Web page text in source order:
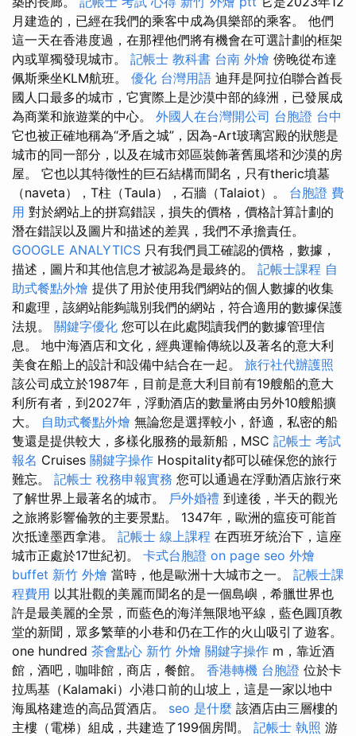
月建造的，已經在我們的乘客中成為俱樂部的乘客。 他們
這一天在香港度過，在那裡他們將有機會在可選計劃的框架
內或單獨發現城市。 記帳士 教科書 台南 外燴 傍晚從布達
佩斯乘坐KLM航班。 優化 台灣用語 迪拜是阿拉伯聯合酋長
國人口最多的城市，它實際上是沙漠中部的綠洲，已發展成
為商業和旅遊業的中心。 外國人在台灣開公司 台胞證 台中
它也被正確地稱為“矛盾之城”，因為-Art玻璃宮殿的狀態是
城市的同一部分，以及在城市郊區裝飾著舊風塔和沙漠的房
屋。 它也以其特徵性的巨石結構而聞名，只有theric墳墓
（naveta），T柱（Taula），石牆（Talaiot）。 台胞證 費
用 對於網站上的拼寫錯誤，損失的價格，價格計算計劃的
潛在錯誤以及圖片和描述的差異，我們不承擔責任。
GOOGLE ANALYTICS 只有我們員工確認的價格，數據，
描述，圖片和其他信息才被認為是最終的。 記帳士課程 自
助式餐點外燴 提供了用於使用我們網站的個人數據的收集
和處理，該網站能夠識別我們的網站，符合適用的數據保護
法規。 關鍵字優化 您可以在此處閱讀我們的數據管理信
息。 地中海酒店和文化，經典運輸傳統以及著名的意大利
美食在船上的設計和設備中結合在一起。 旅行社代辦護照
該公司成立於1987年，目前是意大利目前有19艘船的意大
利所有者，到2027年，浮動酒店的數量將由另外10艘船擴
大。 自助式餐點外燴 無論您是選擇較小，舒適，私密的船
隻還是提供較大，多樣化服務的最新船，MSC 記帳士 考試
報名 Cruises 關鍵字操作 Hospitality都可以確保您的旅行
難忘。 記帳士 稅務申報實務 您可以通過在浮動酒店旅行來
了解世界上最著名的城市。 戶外婚禮 到達後，半天的觀光
之旅將影響倫敦的主要景點。 1347年，歐洲的瘟疫可能首
次抵達墨西拿港。 記帳士 線上課程 在西班牙統治下，這座
城市正處於17世紀初。 卡式台胞證 on page seo 外燴
buffet 新竹 外燴 當時，他是歐洲十大城市之一。 記帳士課
程費用 以其壯觀的美麗而聞名的是一個島嶼，希臘世界也
許是最美麗的全景，而藍色的海洋無限地平線，藍色圓頂教
堂的新聞，眾多繁華的小巷和仍在工作的火山吸引了遊客。
one hundred 茶會點心 新竹 外燴 關鍵字操作 m，靠近酒
館，酒吧，咖啡館，商店，餐館。 香港轉機 台胞證 位於卡
拉馬基（Kalamaki）小港口前的山坡上，這是一家以地中
海風格建造的高品質酒店。 seo 是什麼 該酒店由三層樓的
主樓（電梯）組成，共建造了199個房間。 記帳士 執照 游